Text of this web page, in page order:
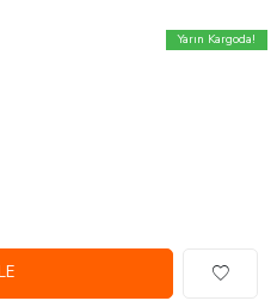
Yarın Kargoda!